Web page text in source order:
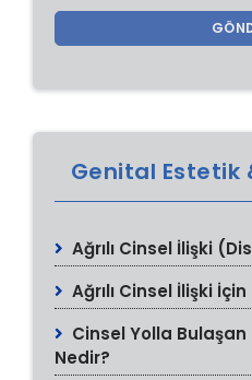
Genital Estetik
Ağrılı Cinsel İlişki
Ağrılı Cinsel İlişki
Cinsel Yolla Bulaşan
Nedir?